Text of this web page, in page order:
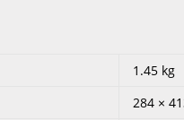
1.45 kg
284 ×